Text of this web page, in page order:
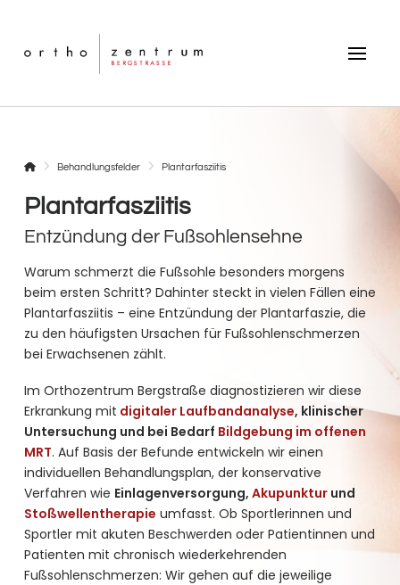
StartseiteBehandlungsfelder Plantarfasziitis
Plantarfasziitis
Entzündung der Fußsohlensehne
Warum schmerzt die Fußsohle besonders morgens
beim ersten Schritt? Dahinter steckt in vielen Fällen eine
Plantarfasziitis – eine Entzündung der Plantarfaszie, die
zu den häufigsten Ursachen für Fußsohlenschmerzen
bei Erwachsenen zählt.
Im Orthozentrum Bergstraße diagnostizieren wir diese
Erkrankung mit digitaler Laufbandanalyse, klinischer
Untersuchung und bei Bedarf Bildgebung im offenen
MRT. Auf Basis der Befunde entwickeln wir einen
individuellen Behandlungsplan, der konservative
Verfahren wie Einlagenversorgung, Akupunkturund
Stoßwellentherapie umfasst. Ob Sportlerinnen und
Sportler mit akuten Beschwerden oder Patientinnen und
Patienten mit chronisch wiederkehrenden
Fußsohlenschmerzen: Wir gehen auf die jeweilige